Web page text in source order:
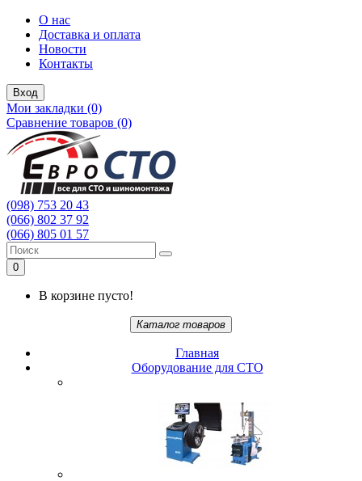
О нас
Доставка и оплата
Новости
Контакты
Вход
Мои закладки (0)
Сравнение товаров (0)
(098) 753 20 43
(066) 802 37 92
(066) 805 01 57
0
В корзине пусто!
Каталог товаров
Главная
Oбopудoвaниe для CTO